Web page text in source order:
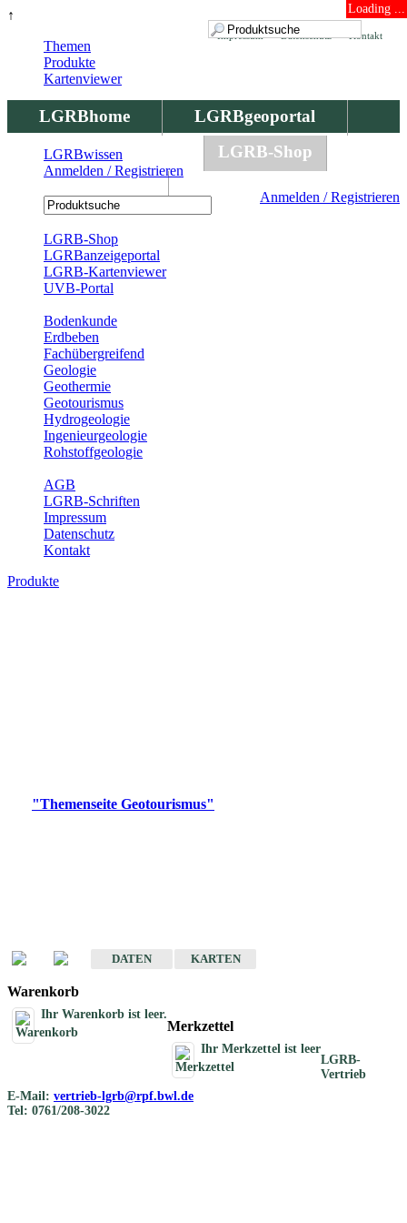
↑ Loading ...
Kontakt
Datenschutz
Impressum
LGRBhome
LGRBgeoportal
LGRBbohrungen
LGRB-Shop
Anmelden / Registrieren
Themen
Produkte
Kartenviewer
LGRBwissen
Anmelden / Registrieren
LGRB-Shop
LGRBanzeigeportal
LGRB-Kartenviewer
UVB-Portal
Bodenkunde
Erdbeben
Fachübergreifend
Geologie
Geothermie
Geotourismus
Hydrogeologie
Ingenieurgeologie
Rohstoffgeologie
AGB
LGRB-Schriften
Impressum
Datenschutz
Kontakt
Produkte
"Themenseite Geotourismus"
DATEN
KARTEN
Warenkorb
Ihr Warenkorb ist leer.
Merkzettel
Ihr Merkzettel ist leer
LGRB-
Vertrieb
E-Mail: vertrieb-lgrb@rpf.bwl.de
Tel: 0761/208-3022